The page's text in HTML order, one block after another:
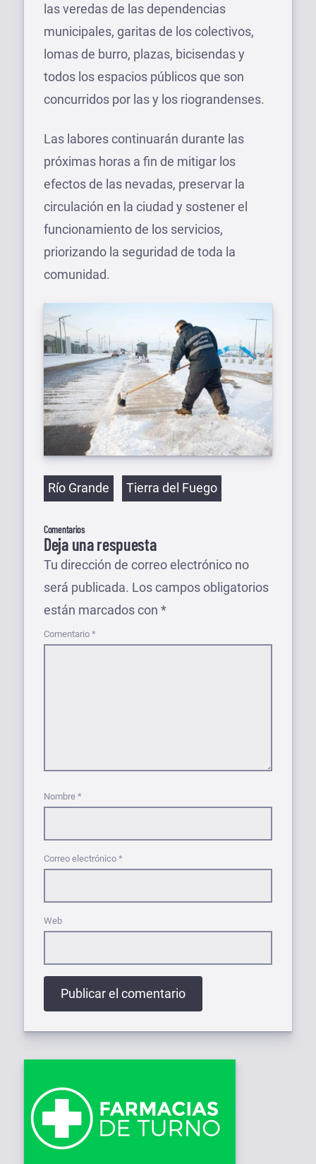
las veredas de las dependencias
municipales, garitas de los colectivos,
lomas de burro, plazas, bicisendas y
todos los espacios públicos que son
concurridos por las y los riograndenses.
Las labores continuarán durante las
próximas horas a fin de mitigar los
efectos de las nevadas, preservar la
circulación en la ciudad y sostener el
funcionamiento de los servicios,
priorizando la seguridad de toda la
comunidad.
Etiquetas
Río Grande Tierra del Fuego
Comentarios
Deja una respuesta
Tu dirección de correo electrónico no
será publicada. Los campos obligatorios
están marcados con *
Comentario *
Nombre *
Correo electrónico *
Web